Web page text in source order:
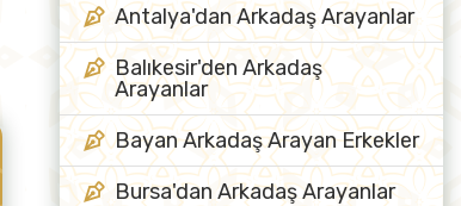
Antalya'dan Arkadaş Arayanlar
Balıkesir'den Arkadaş
Arayanlar
Bayan Arkadaş Arayan Erkekler
Bursa'dan Arkadaş Arayanlar